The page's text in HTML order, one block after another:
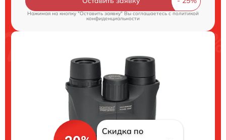
Нажимая на кнопку "Оставить заявку" Вы соглашаетесь cполитикой
конфиденциальности
Скидка по